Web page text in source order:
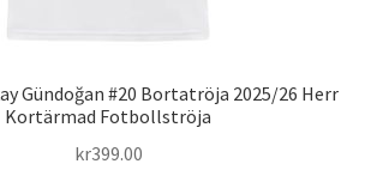
Gündoğan #20 Bortatröja 2025/26 Herr
Kortärmad Fotbollströja
kr399.00